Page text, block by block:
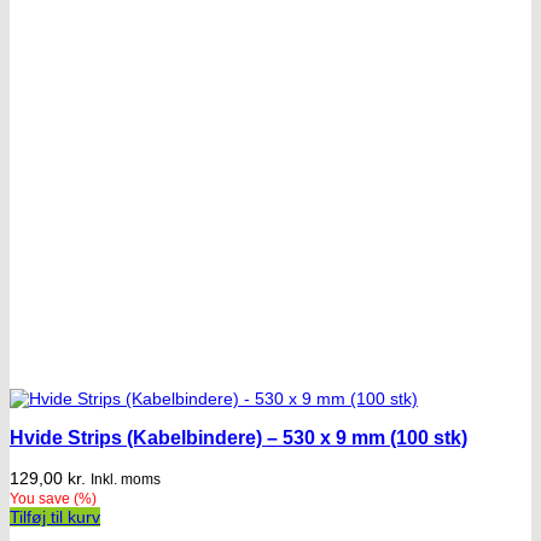
Hvide Strips (Kabelbindere) – 530 x 9 mm (100 stk)
129,00 kr. Inkl. moms
You save (%)
Tilføj til kurv